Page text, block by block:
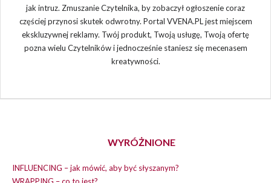
jak intruz. Zmuszanie Czytelnika, by zobaczył ogłoszenie coraz
częściej przynosi skutek odwrotny. Portal VVENA.PL jest miejscem
ekskluzywnej reklamy. Twój produkt, Twoją usługę, Twoją ofertę
pozna wielu Czytelników i jednocześnie staniesz się mecenasem
kreatywności.
WYRÓŻNIONE
INFLUENCING – jak mówić, aby być słyszanym?
WRAPPING – co to jest?